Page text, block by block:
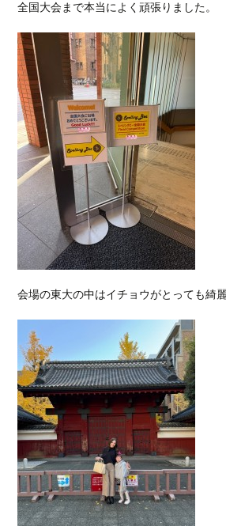
全国大会まで本当によく頑張りました。
会場の東大の中はイチョウがとっても綺麗